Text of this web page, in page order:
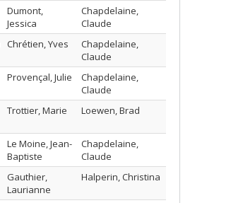
Dumont,
Jessica
Chapdelaine,
Claude
Chrétien, Yves
Chapdelaine,
Claude
Provençal, Julie
Chapdelaine,
Claude
Trottier, Marie Loewen, Brad
Le Moine, Jean-
Baptiste
Chapdelaine,
Claude
Gauthier,
Laurianne
Halperin, Christina